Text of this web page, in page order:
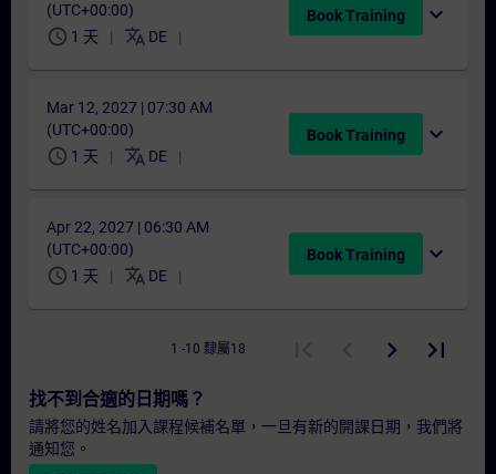
(UTC+00:00)
schedule 1 天 translate DE
Book Training expand_more
Mar 12, 2027 | 07:30 AM
(UTC+00:00)
schedule 1 天 translate DE
Book Training expand_more
Apr 22, 2027 | 06:30 AM
(UTC+00:00)
schedule 1 天 translate DE
Book Training expand_more
1 -10 隸屬18
找不到合適的日期嗎？
請將您的姓名加入課程候補名單，一旦有新的開課日期，我們將
通知您。